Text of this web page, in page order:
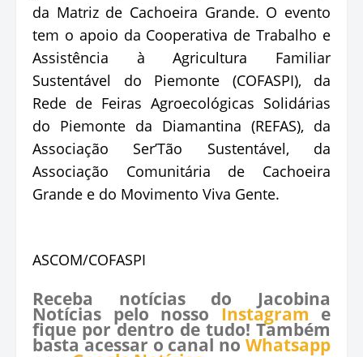
da Matriz de Cachoeira Grande. O evento
tem o apoio da Cooperativa de Trabalho e
Assistência à Agricultura Familiar
Sustentável do Piemonte (COFASPI), da
Rede de Feiras Agroecológicas Solidárias
do Piemonte da Diamantina (REFAS), da
Associação Ser’Tão Sustentável, da
Associação Comunitária de Cachoeira
Grande e do Movimento Viva Gente.
ASCOM/COFASPI
Receba notícias do Jacobina
Notícias pelo nosso Instagram e
fique por dentro de tudo! Também
basta acessar o canal no Whatsapp